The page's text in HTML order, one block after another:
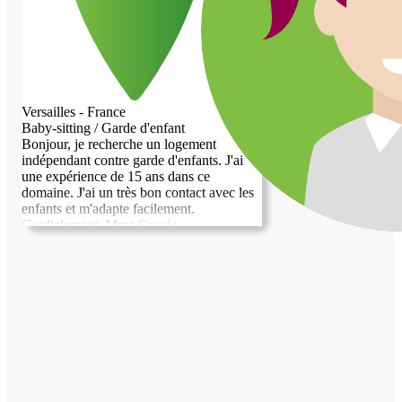
Versailles - France
Baby-sitting / Garde d'enfant
Bonjour, je recherche un logement
indépendant contre garde d'enfants. J'ai
une expérience de 15 ans dans ce
domaine. J'ai un très bon contact avec les
enfants et m'adapte facilement.
Cordialement. Mme Savoie